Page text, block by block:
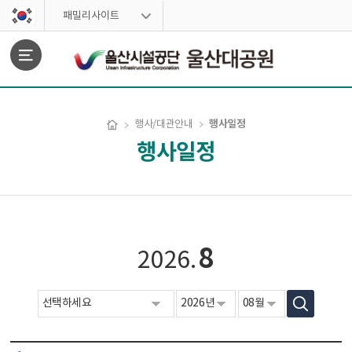
스킵네비게이션
패밀리사이트
행사/대관안내 행사일정
행사일정
2026.8